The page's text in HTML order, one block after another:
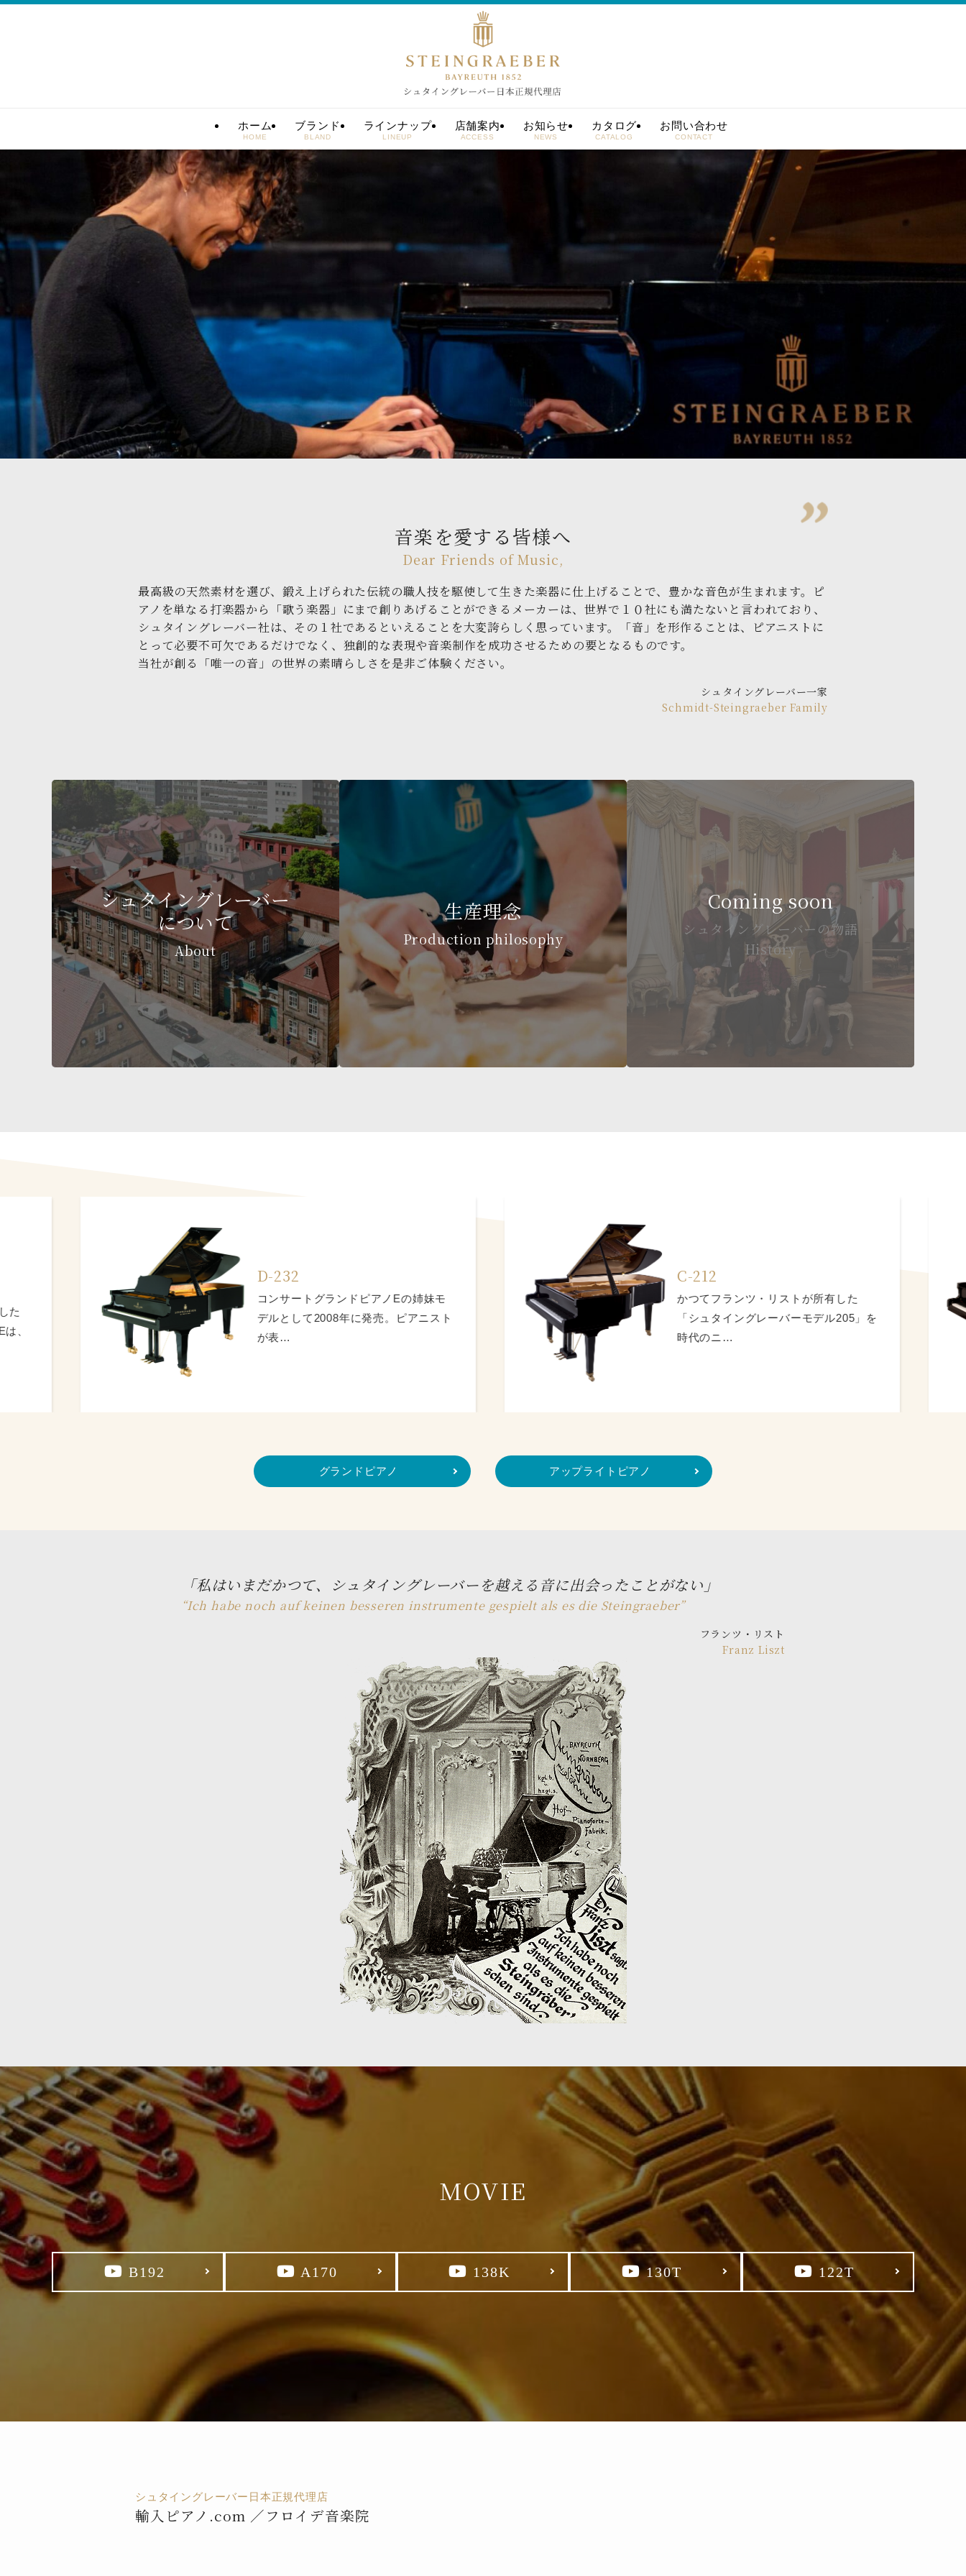
ホーム
HOME
ブランド
BLAND
ラインナップ
LINEUP
店舗案内
ACCESS
お知らせ
NEWS
カタログ
CATALOG
お問い合わせ
CONTACT
音楽を愛する皆様へ
Dear Friends of Music,
最高級の天然素材を選び、鍛え上げられた伝統の職人技を駆使して生きた楽器に仕上げることで、豊かな音色が生まれます。 ピ
アノを単なる打楽器から「歌う楽器」にまで創りあげることができるメーカーは、世界で１０社にも満たないと言われており、
シュタイングレーバー社は、その１社であるといえることを大変誇らしく思っています。
「音」を形作ることは、ピアニストに
とって必要不可欠であるだけでなく、独創的な表現や音楽制作を成功させるための要となるものです。
当社が創る「唯一の音」の世界の素晴らしさを是非ご体験ください。
シュタイングレーバー一家
Schmidt-Steingraeber Family
シュタイングレーバー
について
About
生産理念
Production philosophy
Coming soon
シュタイングレーバーの物語
History
D-232
コンサートグランドピアノEの姉妹モ
デルとして2008年に発売。ピアニスト
が表…
C-212
かつてフランツ・リストが所有した
「シュタイングレーバーモデル205」を
時代のニ…
グランドピアノ アップライトピアノ
「私はいまだかつて、シュタイングレーバーを越える音に出会ったことがない」
“Ich habe noch auf keinen besseren instrumente gespielt als es die Steingraeber”
フランツ・リスト
Franz Liszt
MOVIE
B192 A170 138K 130T 122T
シュタイングレーバー日本正規代理店
輸入ピアノ.com ／フロイデ音楽院